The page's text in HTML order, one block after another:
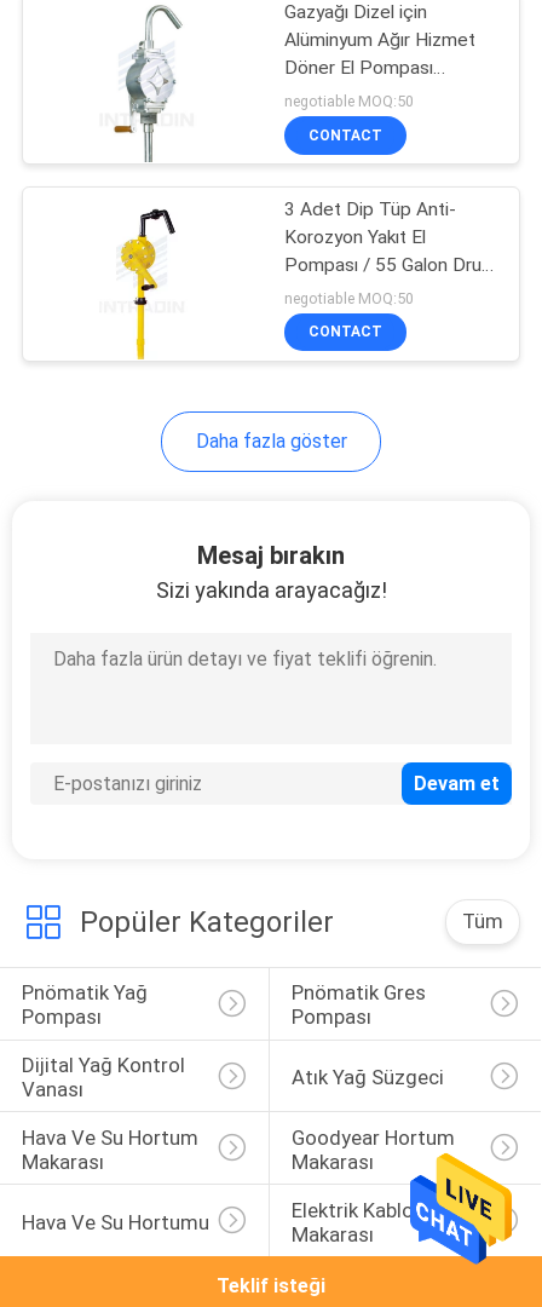
Gazyağı Dizel için
Alüminyum Ağır Hizmet
Döner El Pompası
1035mm
negotiable MOQ:50
CONTACT
3 Adet Dip Tüp Anti-
Korozyon Yakıt El
Pompası / 55 Galon Drum
El Pompası
negotiable MOQ:50
CONTACT
Daha fazla göster
Mesaj bırakın
Sizi yakında arayacağız!
Popüler Kategoriler Tüm
Pnömatik Yağ
Pompası
Pnömatik Gres
Pompası
Dijital Yağ Kontrol
Vanası
Atık Yağ Süzgeci
Hava Ve Su Hortum
Makarası
Goodyear Hortum
Makarası
Hava Ve Su Hortumu
Elektrik Kablosu
Makarası
Teklif isteği